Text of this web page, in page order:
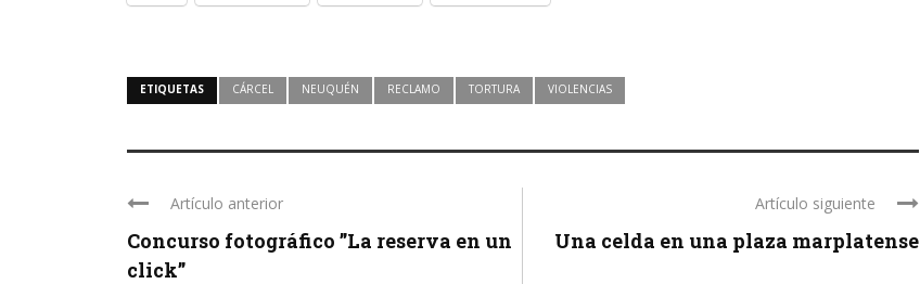
ETIQUETAS CÁRCEL NEUQUÉN RECLAMO TORTURA VIOLENCIAS
Artículo anterior
Concurso fotográfico ”La reserva en un
click”
Artículo siguiente
Una celda en una plaza marplatense